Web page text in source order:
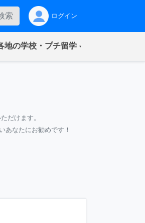
索 ログイン
地の学校・プチ留学(current)
だけます。
あなたにお勧めです！